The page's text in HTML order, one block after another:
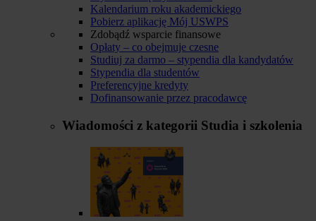
Kalendarium roku akademickiego
Pobierz aplikację Mój USWPS
Zdobądź wsparcie finansowe
Opłaty – co obejmuje czesne
Studiuj za darmo – stypendia dla kandydatów
Stypendia dla studentów
Preferencyjne kredyty
Dofinansowanie przez pracodawcę
Wiadomości z kategorii Studia i szkolenia